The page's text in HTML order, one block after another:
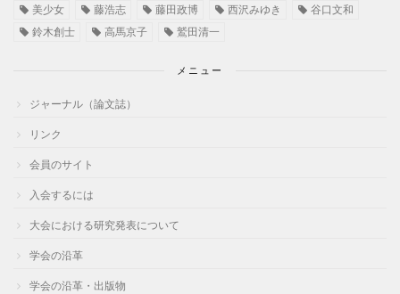
美少女
藤浩志 藤田政博 西沢みゆき
谷口文和
鈴木創士
高馬京子 鷲田清一
メニュー
ジャーナル（論文誌）
リンク
会員のサイト
入会するには
大会における研究発表について
学会の沿革
学会の沿革・出版物